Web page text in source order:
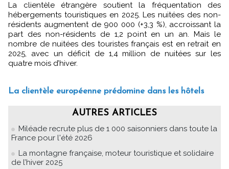
La clientèle étrangère soutient la fréquentation des
hébergements touristiques en 2025. Les nuitées des non-
résidents augmentent de 900 000 (+3,3 %), accroissant la
part des non-résidents de 1,2 point en un an. Mais le
nombre de nuitées des touristes français est en retrait en
2025, avec un déficit de 1,4 million de nuitées sur les
quatre mois d’hiver.
La clientèle européenne prédomine dans les hôtels
AUTRES ARTICLES
Miléade recrute plus de 1 000 saisonniers dans toute la
France pour l'été 2026
La montagne française, moteur touristique et solidaire
de l’hiver 2025